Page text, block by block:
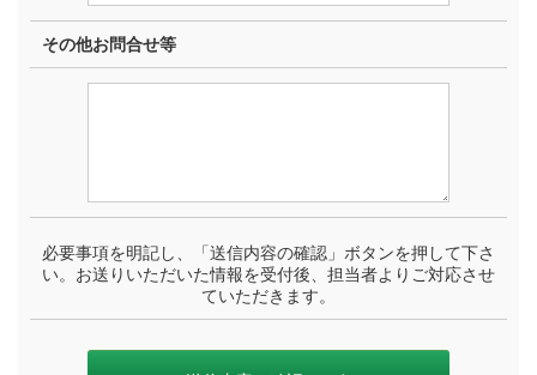
その他お問合せ等
必要事項を明記し、「送信内容の確認」ボタンを押して下さ
い。お送りいただいた情報を受付後、担当者よりご対応させ
ていただきます。